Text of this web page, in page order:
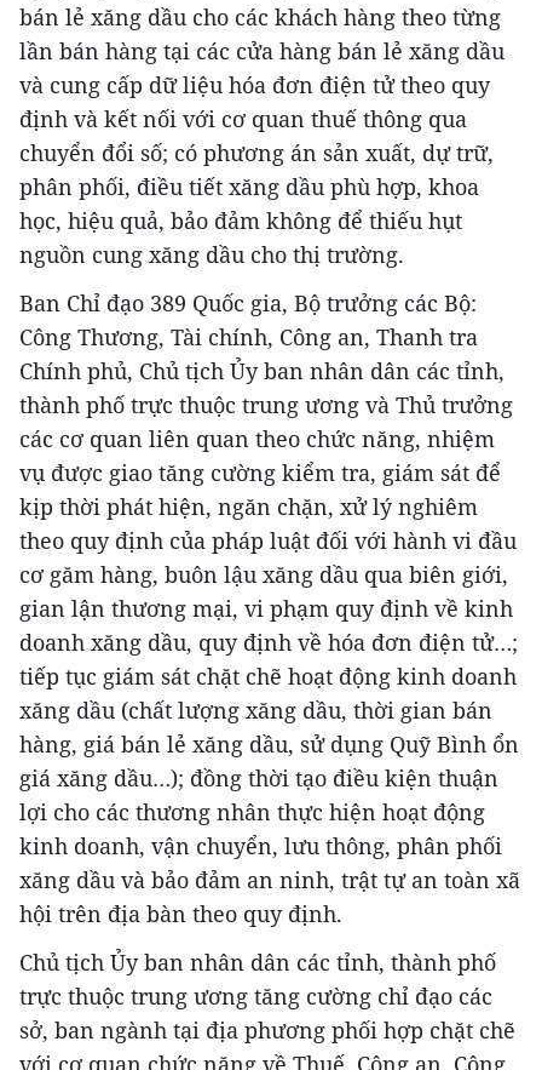
bán lẻ xăng dầu cho các khách hàng theo từng
lần bán hàng tại các cửa hàng bán lẻ xăng dầu
và cung cấp dữ liệu hóa đơn điện tử theo quy
định và kết nối với cơ quan thuế thông qua
chuyển đổi số; có phương án sản xuất, dự trữ,
phân phối, điều tiết xăng dầu phù hợp, khoa
học, hiệu quả, bảo đảm không để thiếu hụt
nguồn cung xăng dầu cho thị trường.
Ban Chỉ đạo 389 Quốc gia, Bộ trưởng các Bộ:
Công Thương, Tài chính, Công an, Thanh tra
Chính phủ, Chủ tịch Ủy ban nhân dân các tỉnh,
thành phố trực thuộc trung ương và Thủ trưởng
các cơ quan liên quan theo chức năng, nhiệm
vụ được giao tăng cường kiểm tra, giám sát để
kịp thời phát hiện, ngăn chặn, xử lý nghiêm
theo quy định của pháp luật đối với hành vi đầu
cơ găm hàng, buôn lậu xăng dầu qua biên giới,
gian lận thương mại, vi phạm quy định về kinh
doanh xăng dầu, quy định về hóa đơn điện tử…;
tiếp tục giám sát chặt chẽ hoạt động kinh doanh
xăng dầu (chất lượng xăng dầu, thời gian bán
hàng, giá bán lẻ xăng dầu, sử dụng Quỹ Bình ổn
giá xăng dầu…); đồng thời tạo điều kiện thuận
lợi cho các thương nhân thực hiện hoạt động
kinh doanh, vận chuyển, lưu thông, phân phối
xăng dầu và bảo đảm an ninh, trật tự an toàn xã
hội trên địa bàn theo quy định.
Chủ tịch Ủy ban nhân dân các tỉnh, thành phố
trực thuộc trung ương tăng cường chỉ đạo các
sở, ban ngành tại địa phương phối hợp chặt chẽ
với cơ quan chức năng về Thuế, Công an, Công